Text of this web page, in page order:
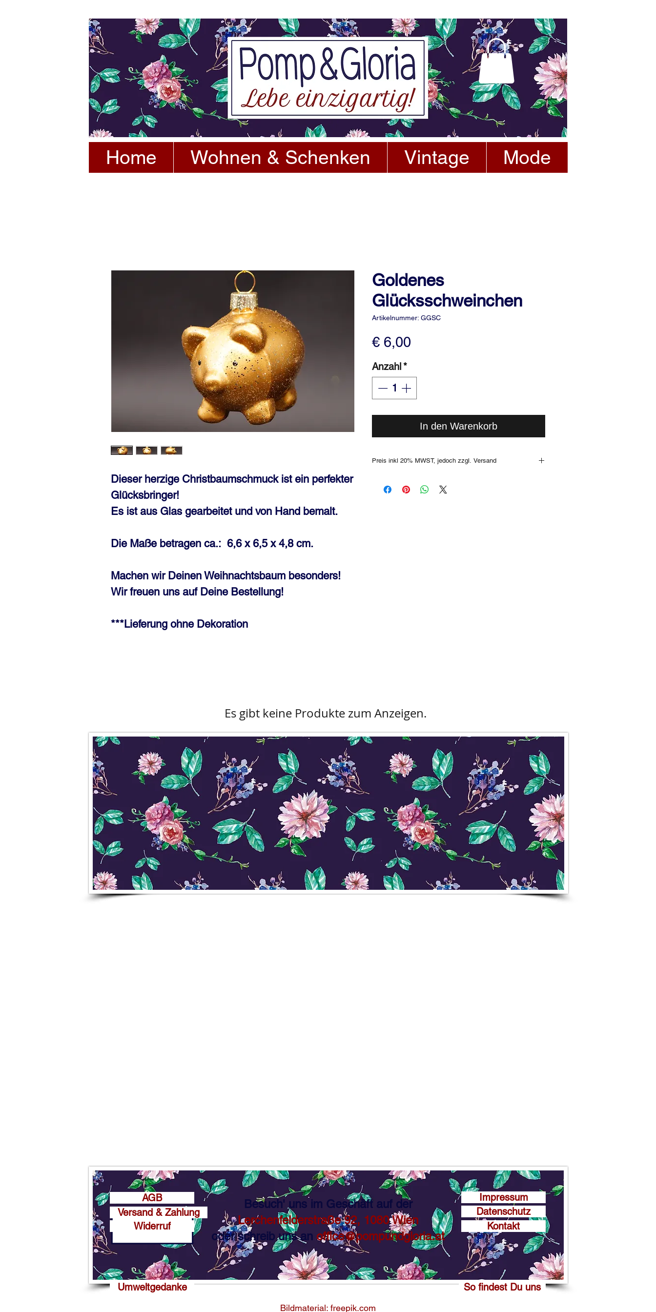
Home Wohnen & Schenken Vintage Mode
Dieser herzige Christbaumschmuck ist ein perfekter
Glücksbringer!
Es ist aus Glas gearbeitet und von Hand bemalt.
Die Maße betragen ca.: 6,6 x 6,5 x 4,8 cm.
Machen wir Deinen Weihnachtsbaum besonders!
Wir freuen uns auf Deine Bestellung!
***Lieferung ohne Dekoration
Goldenes
Glücksschweinchen
Artikelnummer: GGSC
€ 6,00
Anzahl*
In den Warenkorb
Preis inkl 20% MWST, jedoch zzgl. Versand
Es gibt keine Produkte zum Anzeigen.
Besuch' uns im Geschäft auf der
Lerchenfelderstraße 92, 1080 Wien
oder schreib uns an office@pompundgloria.at
AGB
Versand & Zahlung
Widerruf
Umweltgedanke
Datenschutz
Impressum
Kontakt
So findest Du uns
Bildmaterial: freepik.com